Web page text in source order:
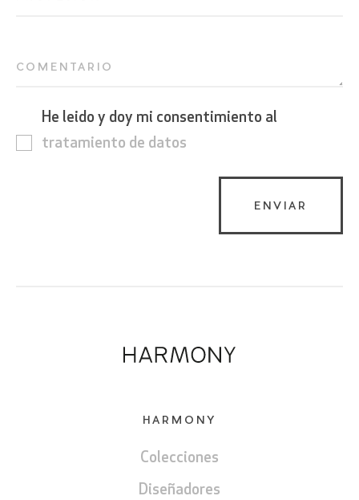
COMENTARIO
He leido y doy mi consentimiento al
tratamiento de datos
HARMONY
Colecciones
Diseñadores